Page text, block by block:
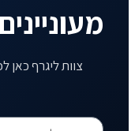
צוות ליגרף